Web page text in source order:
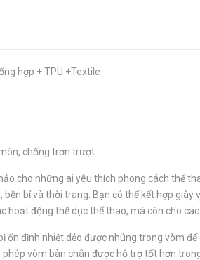
hợp + TPU +Textile
chống trơn trượt.
cho những ai yêu thích phong cách thể
bỉ và thời trang. Bạn có thể kết hợp
hoạt động thể dục thể thao, mà còn cho các
ổn định nhiệt dẻo được nhúng trong vòm
vòm bàn chân được hỗ trợ tốt hơn